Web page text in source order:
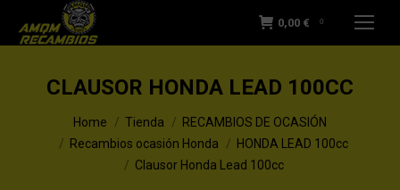
0,00 € 0
CLAUSOR HONDA LEAD 100CC
You are here:Home Tienda
RECAMBIOS DE OCASIÓN
Recambios ocasión Honda
HONDA LEAD 100cc
Clausor Honda Lead 100cc